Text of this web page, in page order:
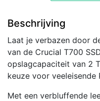
Beschrijving
Laat je verbazen door
van de Crucial T700
opslagcapaciteit van 2
keuze voor veeleisende
Met een verbluffende